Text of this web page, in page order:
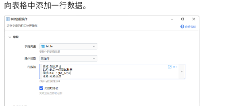
向表格中添加一行数据。